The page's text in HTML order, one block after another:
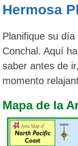
Hermosa
Planifique su
Conchal. Aquí
saber antes de
momento
Mapa de la